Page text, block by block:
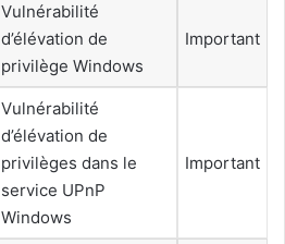
Vulnérabilité
d’élévation de
privilège Windows
Important
Vulnérabilité
d’élévation de
privilèges dans le
service UPnP
Windows
Important